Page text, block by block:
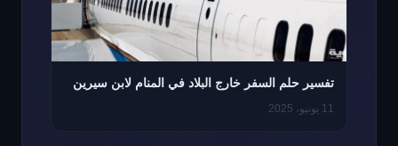
تفسير حلم السفر خارج البلاد في المنام لابن سيرين
11 يونيو، 2025